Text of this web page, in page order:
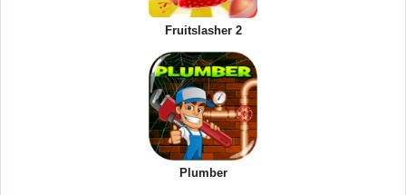
Fruitslasher 2
Plumber